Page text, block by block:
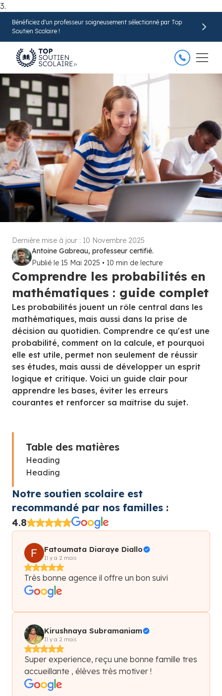
3.
Trouver mon professeur
Bénéficiez d'un professeur soigneusement sélectionné par Top
Soutien Scolaire !
Dernière mise à jour : 10 Novembre 2025
Antoine Gabreau, professeur certifié.
Publié le 15 Mai 2025 • 10 min de lecture
Comprendre les probabilités en
mathématiques : guide complet
Les probabilités jouent un rôle central dans les
mathématiques, mais aussi dans la prise de
décision au quotidien. Comprendre ce qu'est une
probabilité, comment on la calcule, et pourquoi
elle est utile, permet non seulement de réussir
ses études, mais aussi de développer un esprit
logique et critique. Voici un guide clair pour
apprendre les bases, éviter les erreurs
courantes et renforcer sa maîtrise du sujet.
Table des matières
Heading
Heading
Notre soutien scolaire est
recommandé par nos familles :
4.8
Fatoumata Diaraye Diallo
Il y a 2 mois
Très bonne agence il offre un bon suivi
Kirushnaya Subramaniam
Il y a 2 mois
Super experience, reçu une bonne famille tres
accueillante , élèves très motiver !